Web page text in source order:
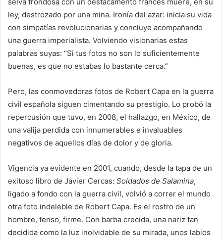
selva frondosa con un destacamento francés muere, en su
ley, destrozado por una mina. Ironía del azar: inicia su vida
con simpatías revolucionarias y concluye acompañando
una guerra imperialista. Volviendo visionarias estas
palabras suyas: “Si tus fotos no son lo suficientemente
buenas, es que no estabas lo bastante cerca.”
Pero, las conmovedoras fotos de Robert Capa en la guerra
civil española siguen cimentando su prestigio. Lo probó la
repercusión que tuvo, en 2008, el hallazgo, en México, de
una valija perdida con innumerables e invaluables
negativos de aquellos días de dolor y de gloria.
Vigencia ya evidente en 2001, cuando, desde la tapa de un
exitoso libro de Javier Cercas: Soldados de Salamina,
ligado a fondo con la guerra civil, volvió a correr el mundo
otra foto indeleble de Robert Capa. Es el rostro de un
hombre, tenso, firme. Con barba crecida, una nariz tan
decidida como la luz inolvidable de su mirada, unos labios